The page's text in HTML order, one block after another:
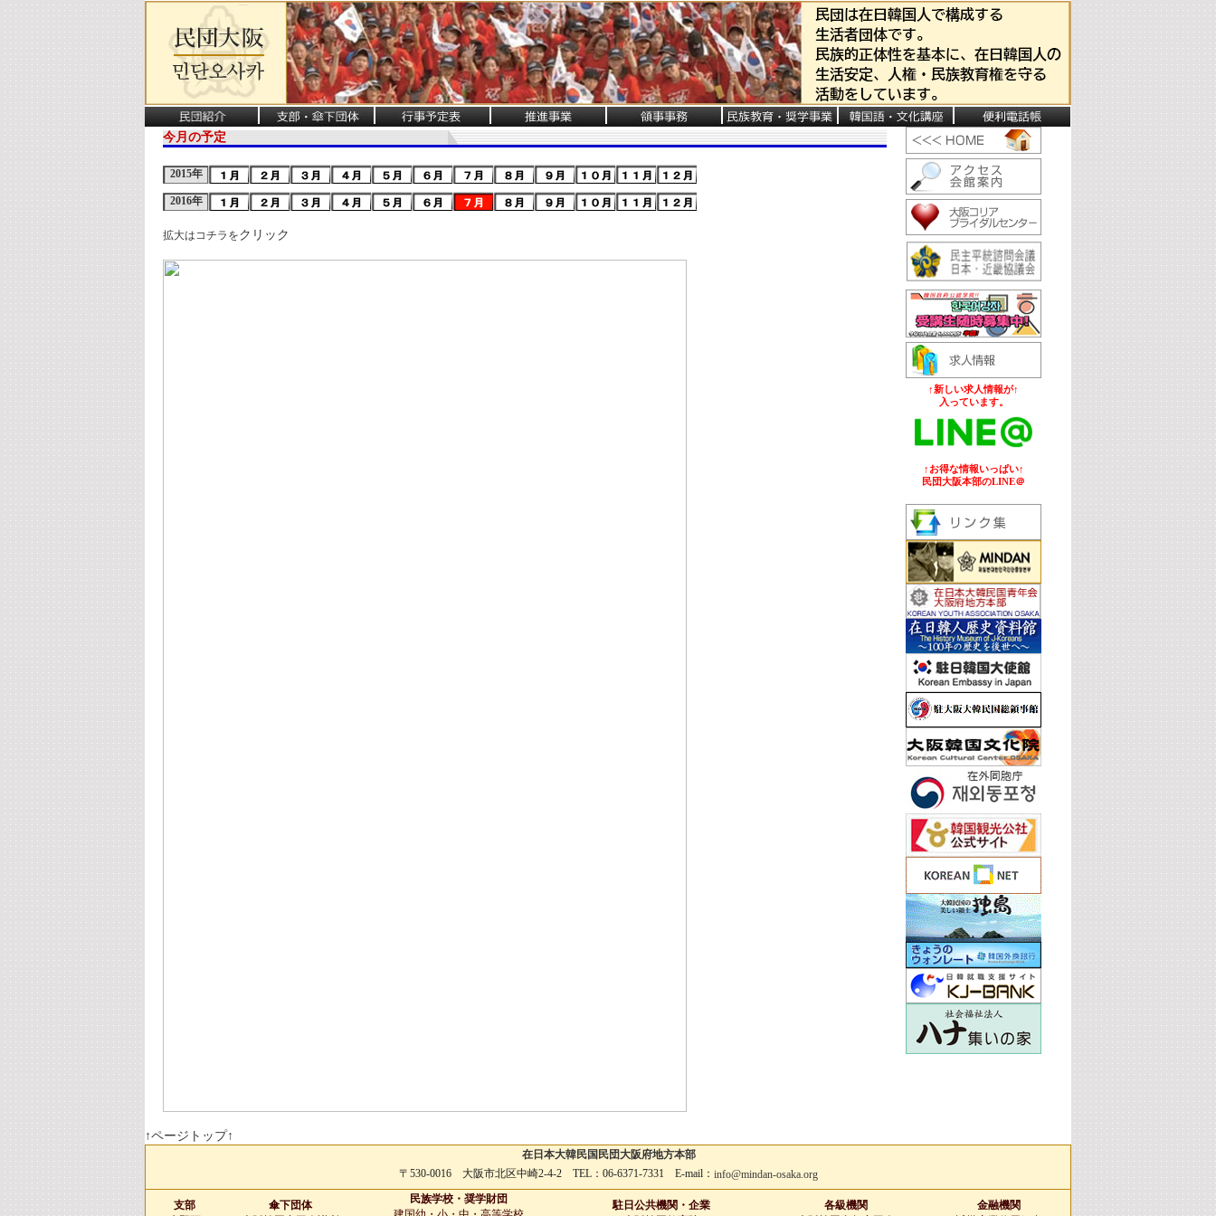
今月の予定
2015年
2016年
拡大はコチラをクリック
↑新しい求人情報が↑
入っています。
↑お得な情報いっぱい↑
民団大阪本部のLINE＠
↑ページトップ↑
在日本大韓民国民団大阪府地方本部
〒530-0016 大阪市北区中崎2-4-2 TEL：06-6371-7331 E-mail： info@mindan-osaka.org
支部
傘下団体
民族学校・奨学財団
駐日公共機関・企業
各級機関
金融機関